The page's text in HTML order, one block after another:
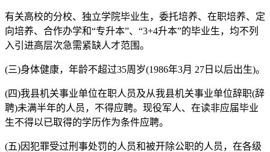
有关高校的分校、独立学院毕业生，委托培养、在职培养、定
向培养、合作办学和“专升本”、“3+4升本”的毕业生，均不列
入引进高层次急需紧缺人才范围。
(三)身体健康，年龄不超过35周岁(1986年3月 27日以后出生)。
(四)我县机关事业单位在职人员及从我县机关事业单位辞职(辞
聘)未满半年的人员，不得应聘。现役军人、在读非应届毕业
生不得以已取得的学历作为条件应聘。
(五)因犯罪受过刑事处罚的人员和被开除公职的人员，在各级